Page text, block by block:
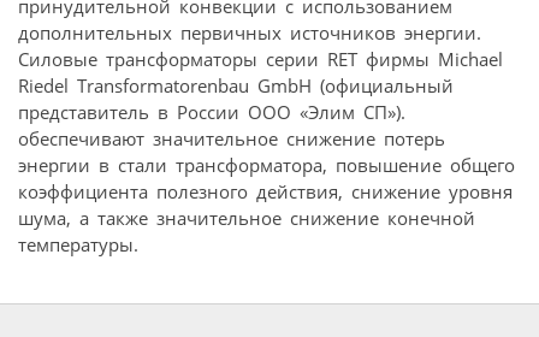
принудительной конвекции с использованием
дополнительных первичных источников энергии.
Силовые трансформаторы серии RET фирмы Michael
Riedel Transformatorenbau GmbH (официальный
представитель в России ООО «Элим СП»).
обеспечивают значительное снижение потерь
энергии в стали трансформатора, повышение общего
коэффициента полезного действия, снижение уровня
шума, а также значительное снижение конечной
температуры.